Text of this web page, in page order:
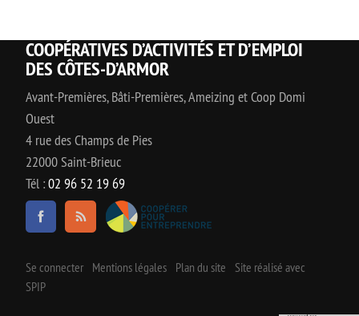
COOPÉRATIVES D’ACTIVITÉS ET D’EMPLOI
DES CÔTES-D’ARMOR
Avant-Premières, Bâti-Premières, Ameizing et Coop Domi
Ouest
4 rue des Champs de Pies
22000 Saint-Brieuc
Tél :02 96 52 19 69
Se connecter Mentions légales Plan du site
Site réalisé avec
SPIP